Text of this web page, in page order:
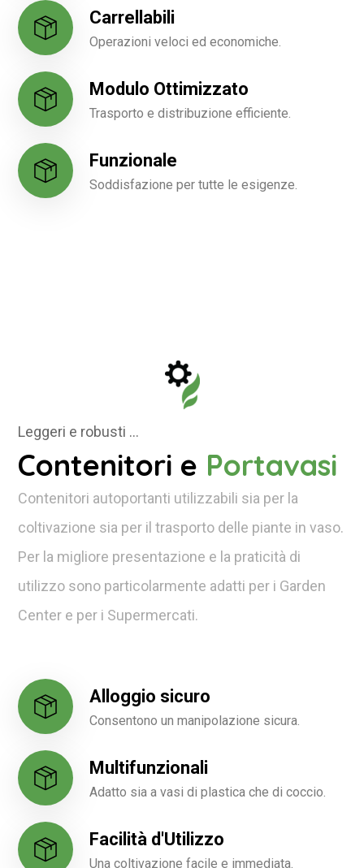
Carrellabili
Operazioni veloci ed economiche.
Modulo Ottimizzato
Trasporto e distribuzione efficiente.
Funzionale
Soddisfazione per tutte le esigenze.
Leggeri e robusti …
Contenitori e Portavasi
Contenitori autoportanti utilizzabili sia per la
coltivazione sia per il trasporto delle piante in vaso.
Per la migliore presentazione e la praticità di
utilizzo sono particolarmente adatti per i Garden
Center e per i Supermercati.
Alloggio sicuro
Consentono un manipolazione sicura.
Multifunzionali
Adatto sia a vasi di plastica che di coccio.
Facilità d'Utilizzo
Una coltivazione facile e immediata.